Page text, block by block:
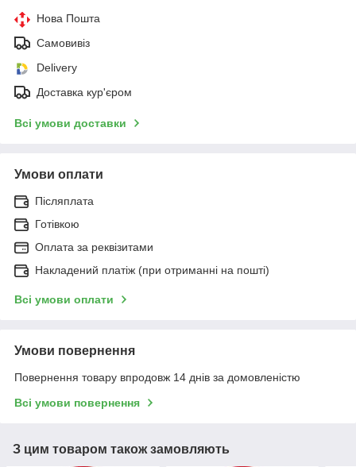
Нова Пошта
Самовивіз
Delivery
Доставка кур'єром
Всі умови доставки
Умови оплати
Післяплата
Готівкою
Оплата за реквізитами
Накладений платіж (при отриманні на пошті)
Всі умови оплати
Умови повернення
Повернення товару впродовж 14 днів за домовленістю
Всі умови повернення
З цим товаром також замовляють